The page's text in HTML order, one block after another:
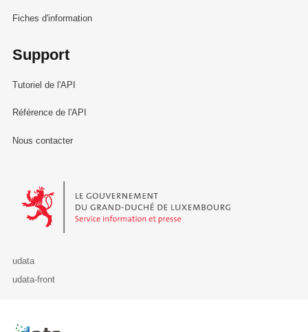
Fiches d'information
Support
Tutoriel de l'API
Référence de l'API
Nous contacter
Le Gouvernement du Grand-Duché de Luxembourg - Service
udata
udata-front